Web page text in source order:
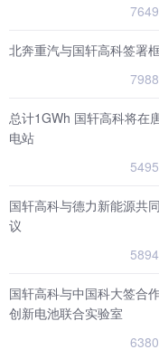
北奔重汽与国轩高科签署
总计1GWh 国轩高科将在
电站
国轩高科与德力新能源共
议
国轩高科与中国科大签合
创新电池联合实验室